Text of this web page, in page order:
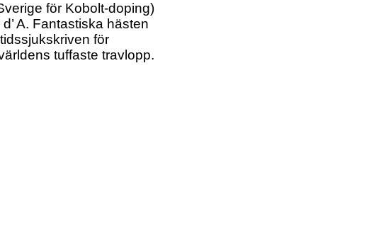
för Kobolt-doping)
A. Fantastiska hästen
för
tuffaste travlopp.